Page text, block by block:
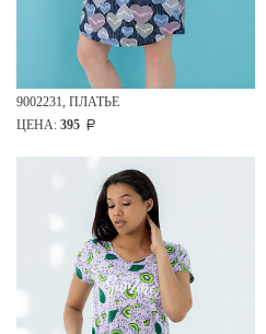
9002231, ПЛАТЬЕ
ЦЕНА: 395